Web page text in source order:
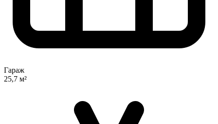
Гараж
25,7 м²